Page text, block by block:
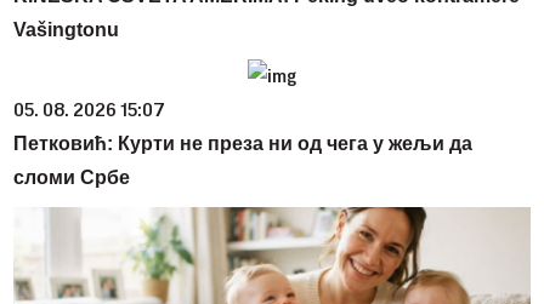
Vašingtonu
05. 08. 2026 15:07
Петковић: Курти не преза ни од чега у жељи да
сломи Србе